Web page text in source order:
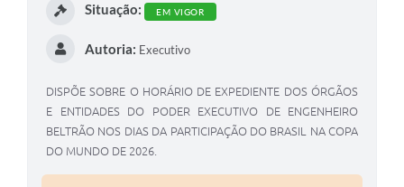
Situação: EM VIGOR
Autoria: Executivo
DISPÕE SOBRE O HORÁRIO DE EXPEDIENTE DOS ÓRGÃOS
E ENTIDADES DO PODER EXECUTIVO DE ENGENHEIRO
BELTRÃO NOS DIAS DA PARTICIPAÇÃO DO BRASIL NA COPA
DO MUNDO DE 2026.